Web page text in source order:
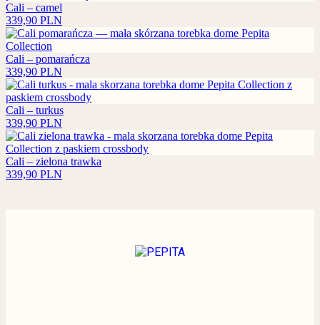
Cali – camel
339,90 PLN
Cali – pomarańcza
339,90 PLN
Cali – turkus
339,90 PLN
Cali – zielona trawka
339,90 PLN